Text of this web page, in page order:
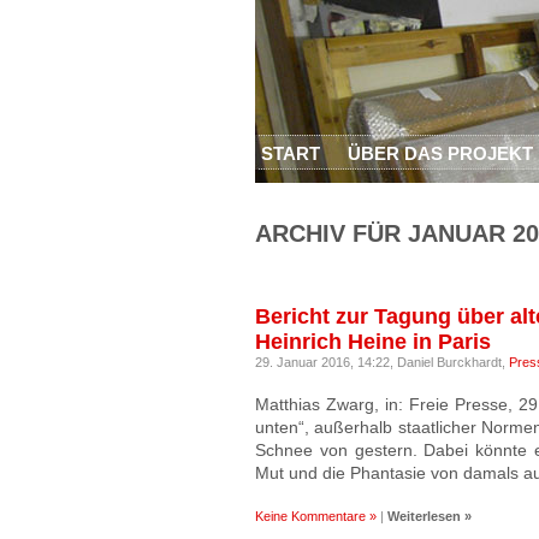
START ÜBER DAS PROJEKT
ARCHIV FÜR JANUAR
Bericht zur Tagung über
Heinrich Heine in Paris
29. Januar 2016, 14:22, Daniel Burckhardt,
Matthias Zwarg, in: Freie Presse,
unten“, außerhalb staatlicher
Schnee von gestern. Dabei könnte
Mut und die Phantasie von damals
Keine Kommentare » | Weiterlesen »